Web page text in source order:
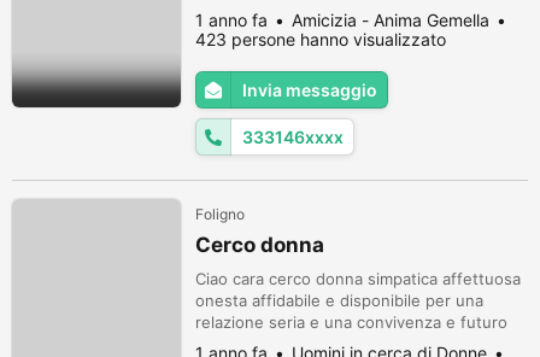
relazione seria porta ad una convivenza
sono disposta trasferirmi col tempo ti
cerco serio indipendente come me non
fumatore zona Perugia dintorni contatta
mio whatsapp
1 anno fa
Amicizia - Anima Gemella
423 persone hanno visualizzato
Invia messaggio
333146xxxx
Foligno
Cerco donna
Ciao cara cerco donna simpatica affettuosa
onesta affidabile e disponibile per una
relazione seria e una convivenza e futuro
matrimonio
1 anno fa
Uomini in cerca di Donne